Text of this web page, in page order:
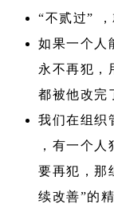
“不贰过”
如果一个人
永不再犯，
都被他改完
我们在组织
，有一个
要再犯，那
续改善”的